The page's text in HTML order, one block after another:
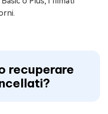
recuperare